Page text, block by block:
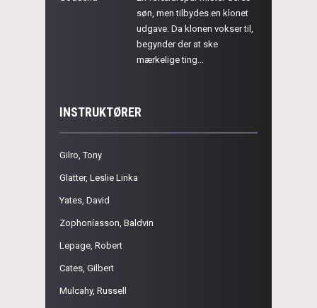
søn, men tilbydes en klonet
udgave. Da klonen vokser til,
begynder der at ske
mærkelige ting...
INSTRUKTØRER
Gilro, Tony
Glatter, Leslie Linka
Yates, David
Zophoníasson, Baldvin
Lepage, Robert
Cates, Gilbert
Mulcahy, Russell